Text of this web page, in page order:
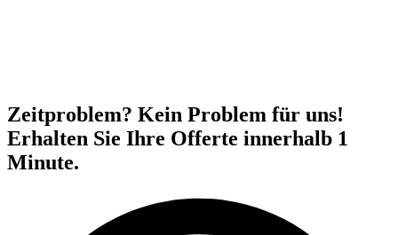
Zeitproblem? Kein Problem für uns!
Erhalten Sie Ihre Offerte innerhalb 1
Minute.